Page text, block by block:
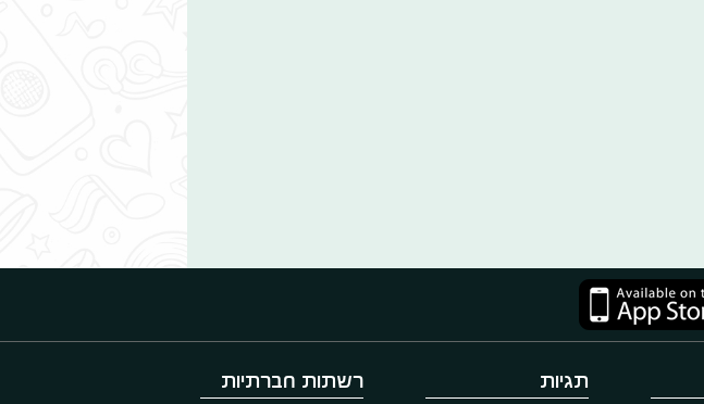
תגיות רשתות חברתיות